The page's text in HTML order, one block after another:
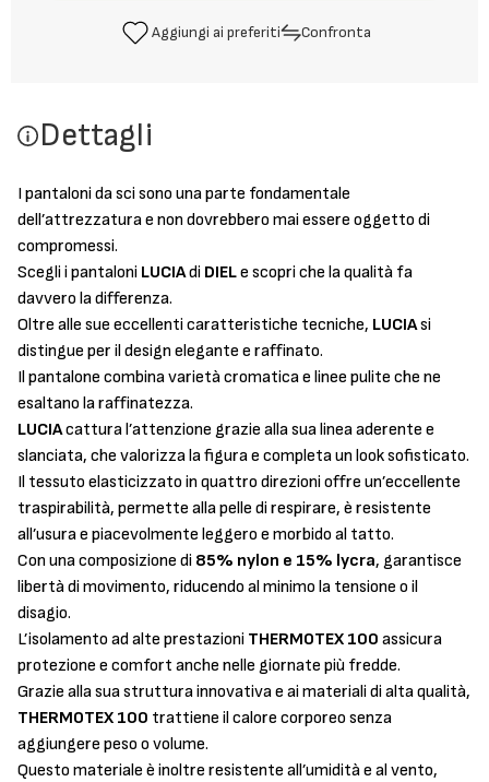
Aggiungi ai preferiti Confronta
Dettagli
I pantaloni da sci sono una parte fondamentale
dell’attrezzatura e non dovrebbero mai essere oggetto di
compromessi.
Scegli i pantaloni LUCIAdi DIELe scopri che la qualità fa
davvero la differenza.
Oltre alle sue eccellenti caratteristiche tecniche, LUCIAsi
distingue per il design elegante e raffinato.
Il pantalone combina varietà cromatica e linee pulite che ne
esaltano la raffinatezza.
LUCIAcattura l’attenzione grazie alla sua linea aderente e
slanciata, che valorizza la figura e completa un look sofisticato.
Il tessuto elasticizzato in quattro direzioni offre un’eccellente
traspirabilità, permette alla pelle di respirare, è resistente
all’usura e piacevolmente leggero e morbido al tatto.
Con una composizione di 85% nylon e 15% lycra, garantisce
libertà di movimento, riducendo al minimo la tensione o il
disagio.
L’isolamento ad alte prestazioni THERMOTEX 100 assicura
protezione e comfort anche nelle giornate più fredde.
Grazie alla sua struttura innovativa e ai materiali di alta qualità,
THERMOTEX 100 trattiene il calore corporeo senza
aggiungere peso o volume.
Questo materiale è inoltre resistente all’umidità e al vento,